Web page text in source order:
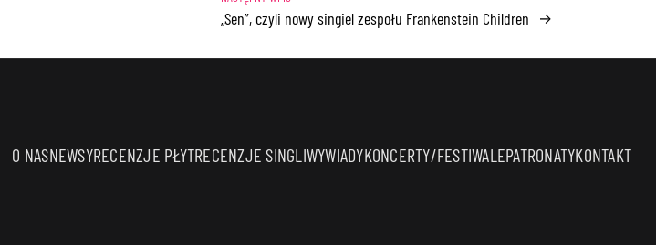
„Sen”, czyli nowy singiel zespołu Frankenstein Children →
O NASNEWSYRECENZJE PŁYTRECENZJE SINGLIWYWIADYKONCERTY/FESTIWALEPATRONATYKONTAKT